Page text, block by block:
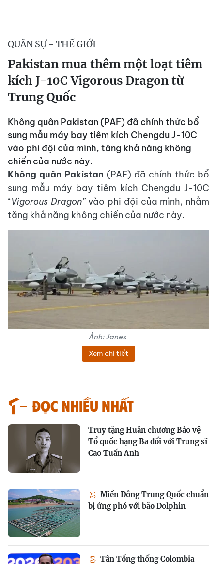
QUÂN SỰ - THẾ GIỚI
Pakistan mua thêm một loạt tiêm
kích J-10C Vigorous Dragon từ
Trung Quốc
Không quân Pakistan (PAF) đã chính thức bổ
sung mẫu máy bay tiêm kích Chengdu J-10C
vào phi đội của mình, tăng khả năng không
chiến của nước này.
Không quân Pakistan (PAF) đã chính thức bổ
sung mẫu máy bay tiêm kích Chengdu J-10C
“Vigorous Dragon” vào phi đội của mình, nhằm
tăng khả năng không chiến của nước này.
Ảnh: Janes
Xem chi tiết
Đọc nhiều nhất
Truy tặng Huân chương Bảo vệ
Tổ quốc hạng Ba đối với Trung sĩ
Cao Tuấn Anh
Miền Đông Trung Quốc chuẩn
bị ứng phó với bão Dolphin
Tân Tổng thống Colombia